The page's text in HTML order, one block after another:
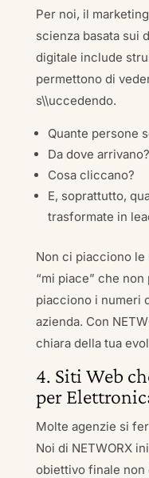
Per noi, il
scienza basata sui
digitale include
permettono di
s\\uccedendo.
Quante persone
Da dove arrivano?
Cosa cliccano?
E, soprattutto,
trasformate in
Non ci piacciono
“mi piace” che
piacciono i numeri
azienda. Con
chiara della tua
4. Siti Web
per
Molte agenzie si
Noi di NETWORX
obiettivo finale non